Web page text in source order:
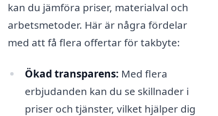
kan du jämföra priser, materialval och
arbetsmetoder. Här är några fördelar
med att få flera offertar för takbyte:
Ökad transparens: Med flera
erbjudanden kan du se skillnader i
priser och tjänster, vilket hjälper dig